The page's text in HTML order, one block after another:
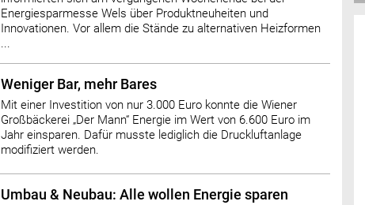
Energiesparmesse Wels über Produktneuheiten und
Innovationen. Vor allem die Stände zu alternativen Heizformen
...
Weniger Bar, mehr Bares
Mit einer Investition von nur 3.000 Euro konnte die Wiener
Großbäckerei „Der Mann“ Energie im Wert von 6.600 Euro im
Jahr einsparen. Dafür musste lediglich die Druckluftanlage
modifiziert werden.
Umbau & Neubau: Alle wollen Energie sparen